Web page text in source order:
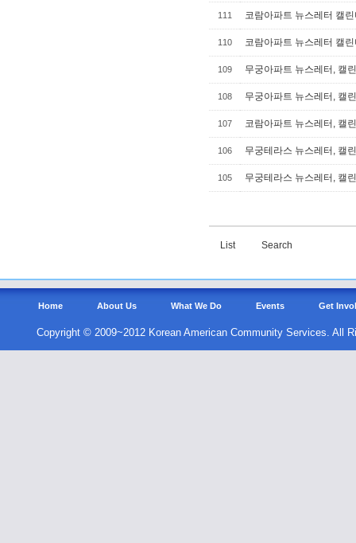
111 코람아파트 뉴스레터 캘
110 코람아파트 뉴스레터 캘
109 무궁아파트 뉴스레터, 캘
108 무궁아파트 뉴스레터, 캘
107 코람아파트 뉴스레터, 캘
106 무궁테라스 뉴스레터, 캘
105 무궁테라스 뉴스레터, 캘
List Search
Home About Us What We Do Events Get
Copyright © 2009~2012 Korean American Community Services. All